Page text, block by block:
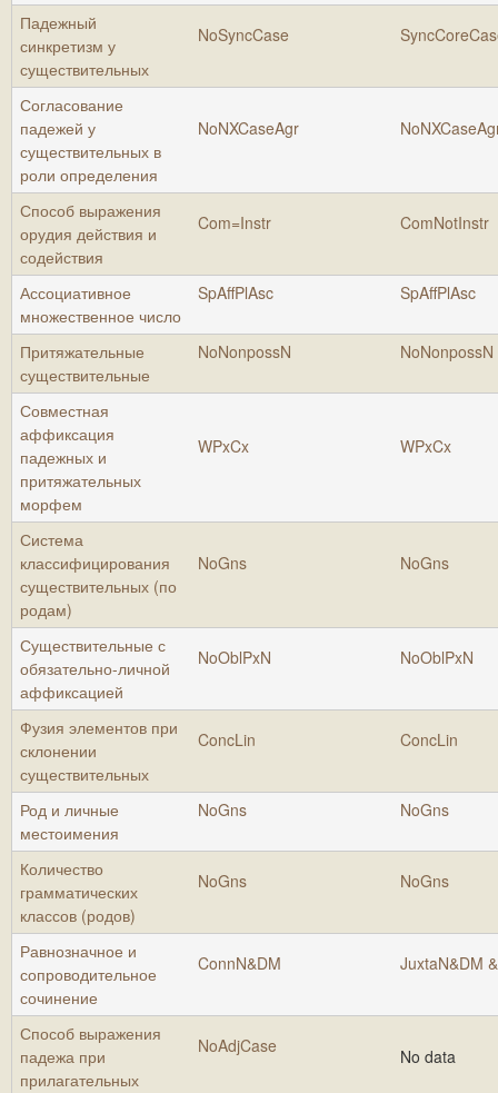
Падежный
синкретизм у
существительных
NoSyncCase
Согласование
падежей у
существительных в
роли определения
NoNXCaseAgr
Способ выражения
орудия действия и
содействия
Com=Instr ComNotInstr
Ассоциативное
множественное число
SpAffPlAsc SpAffPlAsc
Притяжательные
существительные
NoNonpossN NoNonpossN
Совместная
аффиксация
падежных и
притяжательных
морфем
WPxCx WPxCx
Система
классифицирования
существительных (по
родам)
NoGns NoGns
Существительные с
обязательно-личной
аффиксацией
NoOblPxN NoOblPxN
Фузия элементов при
склонении
существительных
ConcLin ConcLin
Род и личные
местоимения
NoGns NoGns
Количество
грамматических
классов (родов)
NoGns NoGns
Равнозначное и
сопроводительное
сочинение
ConnN&DM JuxtaN&DM
Способ выражения
падежа при
прилагательных
NoAdjCase No data